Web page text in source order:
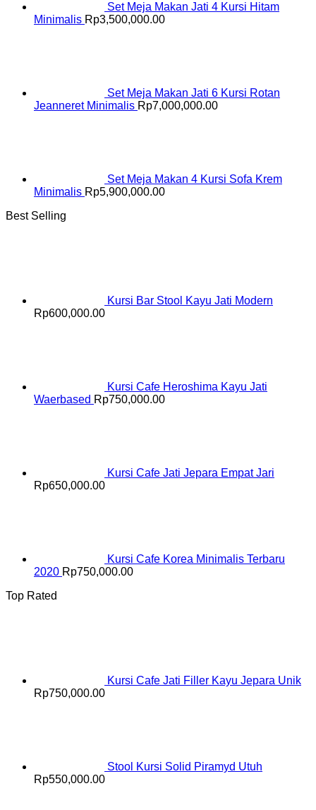
Set Meja Makan Jati 4 Kursi Hitam
Minimalis Rp3,500,000.00
Set Meja Makan Jati 6 Kursi Rotan
Jeanneret Minimalis Rp7,000,000.00
Set Meja Makan 4 Kursi Sofa Krem
Minimalis Rp5,900,000.00
Best Selling
Kursi Bar Stool Kayu Jati Modern
Rp600,000.00
Kursi Cafe Heroshima Kayu Jati
Waerbased Rp750,000.00
Kursi Cafe Jati Jepara Empat Jari
Rp650,000.00
Kursi Cafe Korea Minimalis Terbaru
2020 Rp750,000.00
Top Rated
Kursi Cafe Jati Filler Kayu Jepara Unik
Rp750,000.00
Stool Kursi Solid Piramyd Utuh
Rp550,000.00